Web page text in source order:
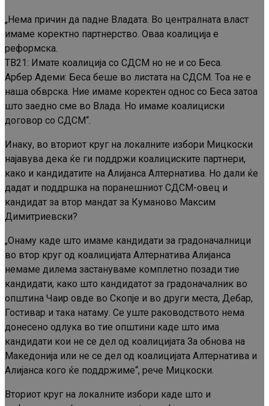
„Нема причин да падне Владата. Во централната власт
имаме коректно партнерство. Оваа коалиција е
реформска.
ТВ21: Имате коалиција со СДСМ но не и со Беса.
Арбер Адеми: Беса беше во листата на СДСМ. Тоа не е
наша обврска. Ние имаме коректен однос со Беса затоа
што заедно сме во Влада. Но имаме коалициски
договор со СДСМ“.
Инаку, во вториот круг на локалните избори Мицкоски
најавува дека ќе ги поддржи коалициските партнери,
како и кандидатите на Алијанса Алтернатива. Но дали ќе
дадат и поддршка на поранешниот СДСМ-овец и
кандидат за втор мандат за Куманово Максим
Димитриевски?
„Онаму каде што имаме кандидати за градоначалници
во втор круг од коалицијата Алтернатива Алијанса
немаме дилема застануваме комплетно позади тие
кандидати, како што кандидатот за градоначалник во
општина Чаир овде во Скопје и во други места, Дебар,
Гостивар и така натаму. Се уште раководството нема
донесено одлука во тие општини каде што има
кандидати кои не се дел од коалицијата За обнова на
Македонија или не се дел од коалицијата Алтернатива и
Алијанса кого ќе поддржиме“, рече Мицкоски.
Вториот круг на локалните избори каде што и